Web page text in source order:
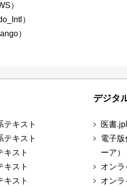
）
）
）
テキスト
テキスト
キスト
キスト
キスト
デジタ
医書
電子版
ーア）
オン
オン